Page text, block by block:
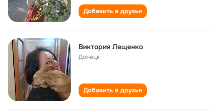
Добавить в друзья
Виктория Лещенко
Донецк
Добавить в друзья